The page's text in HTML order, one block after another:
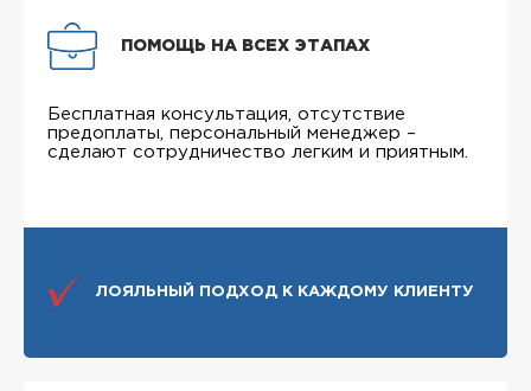
ПОМОЩЬ НА ВСЕХ ЭТАПАХ
Бесплатная консультация, отсутствие
предоплаты, персональный менеджер –
сделают сотрудничество легким и приятным.
ЛОЯЛЬНЫЙ ПОДХОД К КАЖДОМУ КЛИЕНТУ